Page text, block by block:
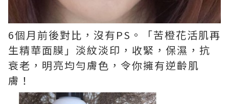
6個月前後對比，沒有PS。「苦橙花活肌再
生精華面膜」淡紋淡印，收緊，保濕，抗
衰老，明亮均勻膚色，令你擁有逆齡肌
膚！